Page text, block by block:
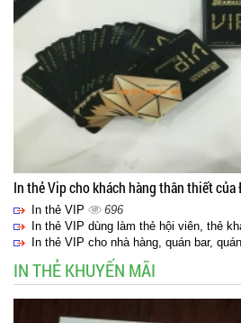
In thẻ Vip cho khách hàng thân thiết của
In thẻ VIP
696
In thẻ VIP dùng làm thẻ hội viên, thẻ
In thẻ VIP cho nhà hàng, quán bar,
IN THẺ KHUYẾN MÃI